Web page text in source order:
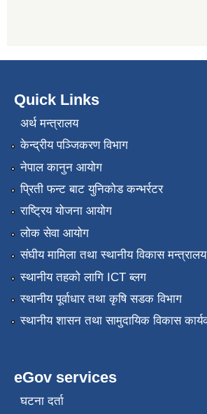
Quick Links
अर्थ मन्त्रालय
केन्द्रीय पञ्जिकरण विभाग
नेपाल कानुन आयोग
प्रिती फन्ट बाट युनिकोड कन्भर्रटर
राष्ट्रिय योजना आयोग
लोक सेवा आयोग
संघीय मामिला तथा स्थानीय विकास मन्त्रालय
स्थानीय तहको लागि ICT ब्लग
स्थानीय पूर्वाधार तथा कृषि सडक विभाग
स्थानीय शासन तथा सामुदायिक विकास
eGov services
घटना दर्ता